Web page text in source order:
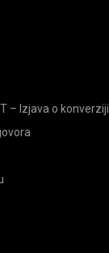
– Izjava o konverziji